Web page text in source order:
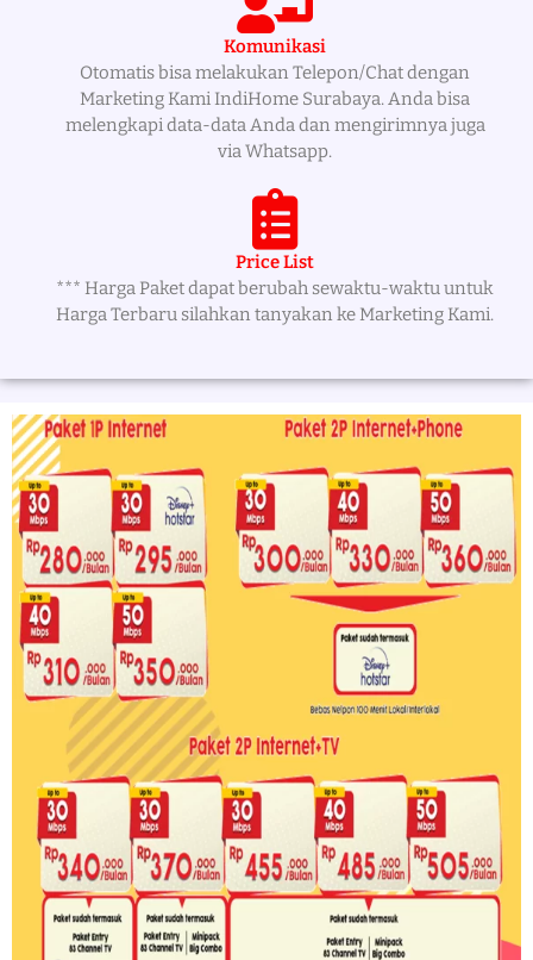
Komunikasi
Otomatis bisa melakukan Telepon/Chat dengan
Marketing Kami IndiHome Surabaya. Anda bisa
melengkapi data-data Anda dan mengirimnya juga
via Whatsapp.
Price List
*** Harga Paket dapat berubah sewaktu-waktu untuk
Harga Terbaru silahkan tanyakan ke Marketing Kami.